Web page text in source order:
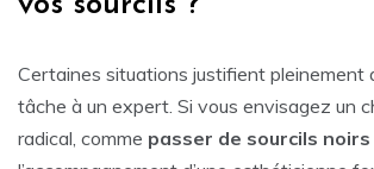
Certaines situations justifient pleinement
tâche à un expert. Si vous envisagez un
radical, comme passer de sourcils